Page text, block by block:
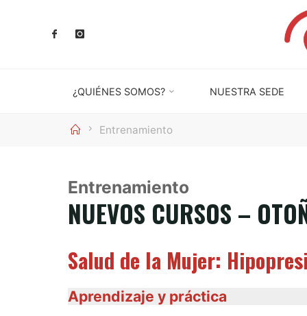
¿QUIÉNES SOMOS? NUESTRA SEDE
InicioEntrenamiento
Entrenamiento
NUEVOS CURSOS –
Salud de la Mujer:
Aprendizaje y práctica